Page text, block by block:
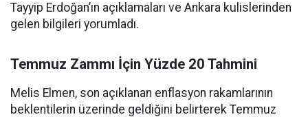
Tayyip Erdoğan’ın açıklamaları ve Ankara kulislerinden
gelen bilgileri yorumladı.
Temmuz Zammı İçin Yüzde 20 Tahmini
Melis Elmen, son açıklanan enflasyon rakamlarının
beklentilerin üzerinde geldiğini belirterek Temmuz